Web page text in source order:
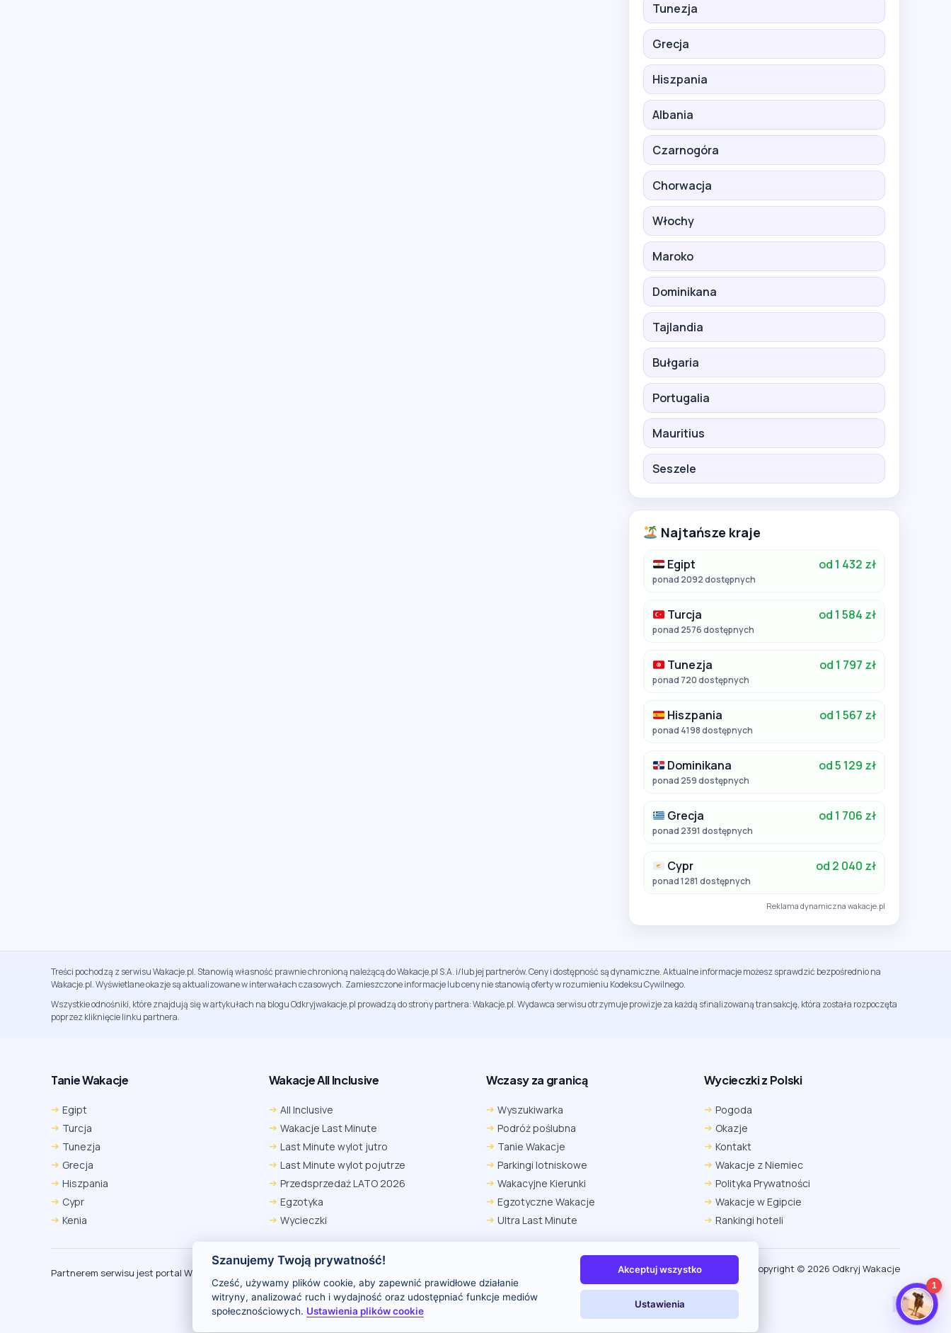
Tunezja
Grecja
Hiszpania
Albania
Czarnogóra
Chorwacja
Włochy
Maroko
Dominikana
Tajlandia
Bułgaria
Portugalia
Mauritius
Seszele
Najtańsze kraje
Egipt od 1 432 zł
ponad 2092 dostępnych
Turcja od 1 584 zł
ponad 2576 dostępnych
Tunezja od 1 797 zł
ponad 720 dostępnych
Hiszpania od 1 567 zł
ponad 4198 dostępnych
Dominikana od 5 129 zł
ponad 259 dostępnych
Grecja od 1 706 zł
ponad 2391 dostępnych
Cypr od 2 040 zł
ponad 1281 dostępnych
Reklama dynamiczna wakacje.pl
Treści pochodzą z serwisu Wakacje.pl. Stanowią własność prawnie chronioną należącą do Wakacje.pl S.A. i/lub jej partnerów. Ceny i dostępność są dynamiczne. Aktualne informacje możesz sprawdzić bezpośrednio na
Wakacje.pl. Wyświetlane okazje są aktualizowane w interwałach czasowych. Zamieszczone informacje lub ceny nie stanowią oferty w rozumieniu Kodeksu Cywilnego.
Wszystkie odnośniki, które znajdują się w artykułach na blogu Odkryjwakacje.pl prowadzą do strony partnera: Wakacje.pl. Wydawca serwisu otrzymuje prowizje za każdą sfinalizowaną transakcję, która została rozpoczęta
poprzez kliknięcie linku partnera.
Tanie Wakacje
Egipt
Turcja
Tunezja
Grecja
Hiszpania
Cypr
Kenia
Wakacje All Inclusive
All Inclusive
Wakacje Last Minute
Last Minute wylot jutro
Last Minute wylot pojutrze
Przedsprzedaż LATO 2026
Egzotyka
Wycieczki
Wczasy za granicą
Wyszukiwarka
Podróż poślubna
Tanie Wakacje
Parkingi lotniskowe
Wakacyjne Kierunki
Egzotyczne Wakacje
Ultra Last Minute
Wycieczki z Polski
Pogoda
Okazje
Kontakt
Wakacje z Niemiec
Polityka Prywatności
Wakacje w Egipcie
Rankingi hoteli
Partnerem serwisu jest portal Wakacje.pl Copyright (c) 2026 Odkryj Wakacje
1
Edge
Ustawienia → Prywatność i bezpieczeństwo → Pliki
cookie innych firm → ustaw „Zezwalaj”.
Na czas rezerwacji nie blokuj cookies i śledzenia dla tej
Na czas rezerwacji nie korzystaj z trybu incognito.
Szanujemy Twoją prywatność!
Cześć, używamy plików cookie, aby zapewnić prawidłowe działanie
witryny, analizować ruch i wydajność oraz udostępniać funkcje mediów
społecznościowych. Ustawienia plików cookie
Akceptuj wszystko
Ustawienia